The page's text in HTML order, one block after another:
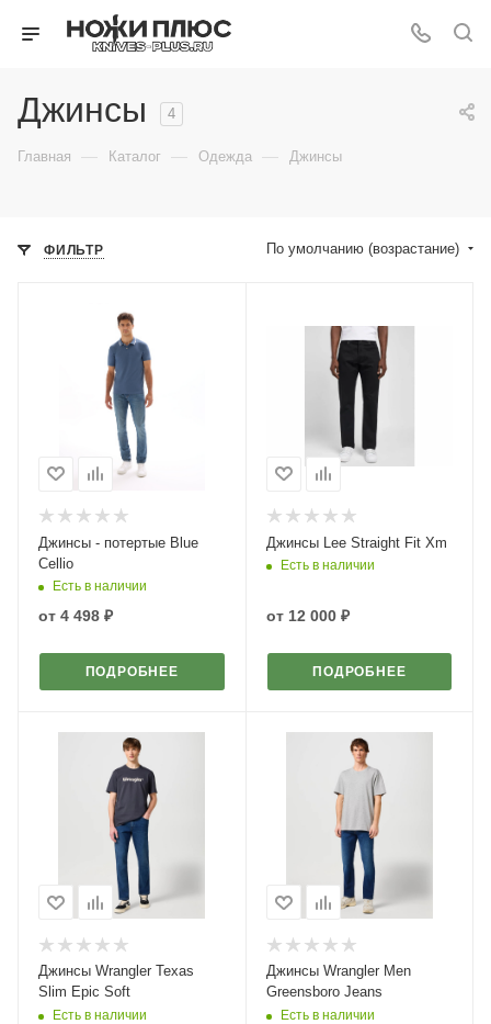
Джинсы 4
Главная — Каталог — Одежда — Джинсы
ФИЛЬТР По умолчанию (возрастание)
Джинсы - потертые Blue
Cellio
Есть в наличии
от 4 498 ₽
ПОДРОБНЕЕ
Джинсы Lee Straight Fit Xm
Есть в наличии
от 12 000 ₽
ПОДРОБНЕЕ
Джинсы Wrangler Texas
Slim Epic Soft
Есть в наличии
Джинсы Wrangler Men
Greensboro Jeans
Есть в наличии